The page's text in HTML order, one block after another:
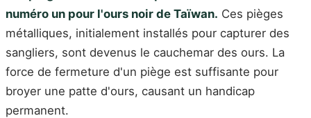
numéro un pour l'ours noir de Taïwan. Ces pièges
métalliques, initialement installés pour capturer des
sangliers, sont devenus le cauchemar des ours. La
force de fermeture d'un piège est suffisante pour
broyer une patte d'ours, causant un handicap
permanent.